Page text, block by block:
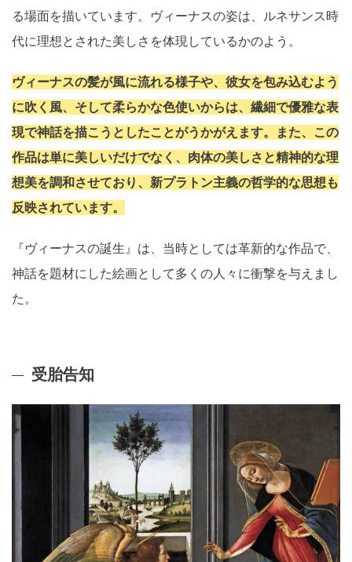
る場面を描いています。ヴィーナスの姿は、ルネサンス時
代に理想とされた美しさを体現しているかのよう。
ヴィーナスの髪が風に流れる様子や、彼女を包み込むよう
に吹く風、そして柔らかな色使いからは、繊細で優雅な表
現で神話を描こうとしたことがうかがえます。また、この
作品は単に美しいだけでなく、肉体の美しさと精神的な理
想美を調和させており、新プラトン主義の哲学的な思想も
反映されています。
『ヴィーナスの誕生』は、当時としては革新的な作品で、
神話を題材にした絵画として多くの人々に衝撃を与えまし
た。
受胎告知